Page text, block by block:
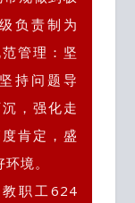
负责制为
管理：坚
持问题导
，强化走
肯定，盛
境。
职工624